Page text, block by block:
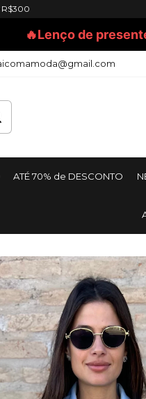
R$300
🔥Lenço de
ATÉ 70% de DESCONTO